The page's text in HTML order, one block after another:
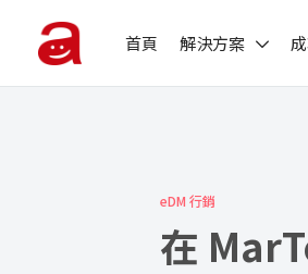
首頁 解決方案
eDM 行銷
在